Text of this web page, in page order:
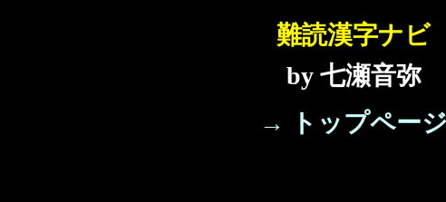
難読漢字ナビ
by 七瀬音弥
→ トップページ